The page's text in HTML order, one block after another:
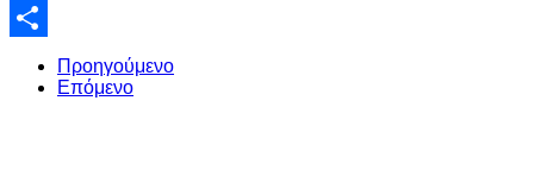
Email
Share
Προηγούμενο
Επόμενο